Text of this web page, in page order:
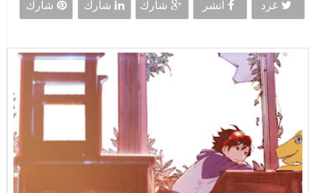
غرد انشر شارك شارك شارك